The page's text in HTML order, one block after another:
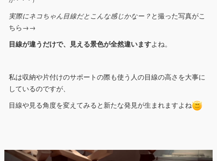
実際にネコちゃん目線だとこんな感じかなー？と撮った写真がこ
ちら→→
目線が違うだけで、見える景色が全然違いますよね。
私は収納や片付けのサポートの際も使う人の目線の高さを大事に
しているのですが、
目線や見る角度を変えてみると新たな発見が生まれますよね